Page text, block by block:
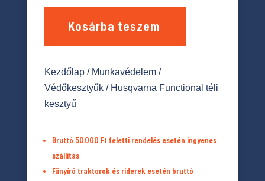
Kosárba teszem
Kezdőlap/ Munkavédelem/
Védőkesztyűk/ Husqvarna Functional téli
kesztyű
Bruttó 50.000 Ft feletti rendelés esetén ingyenes
szállítás
Fűnyíró traktorok és riderek esetén bruttó